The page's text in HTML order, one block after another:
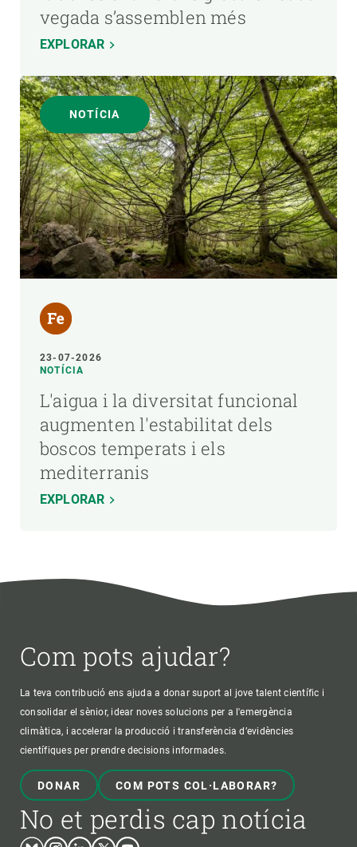
vegada s’assemblen més
EXPLORAR
NOTÍCIA
23-07-2026
NOTÍCIA
L'aigua i la diversitat funcional
augmenten l'estabilitat dels
boscos temperats i els
mediterranis
EXPLORAR
Com pots ajudar?
La teva contribució ens ajuda a donar suport al jove talent científic i
consolidar el sènior, idear noves solucions per a l'emergència
climàtica, i accelerar la producció i transferència d’evidències
científiques per prendre decisions informades.
DONAR COM POTS COL·LABORAR?
No et perdis cap notícia
BlueskyInstagram
LinkedinTwitterYoutube